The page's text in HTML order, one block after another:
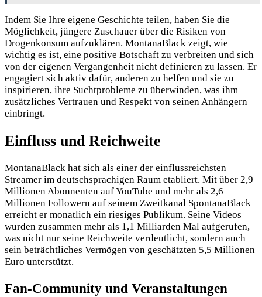
Indem Sie Ihre eigene Geschichte teilen, haben Sie die
Möglichkeit, jüngere Zuschauer über die Risiken von
Drogenkonsum aufzuklären. MontanaBlack zeigt, wie
wichtig es ist, eine positive Botschaft zu verbreiten und sich
von der eigenen Vergangenheit nicht definieren zu lassen. Er
engagiert sich aktiv dafür, anderen zu helfen und sie zu
inspirieren, ihre Suchtprobleme zu überwinden, was ihm
zusätzliches Vertrauen und Respekt von seinen Anhängern
einbringt.
Einfluss und Reichweite
MontanaBlack hat sich als einer der einflussreichsten
Streamer im deutschsprachigen Raum etabliert. Mit über 2,9
Millionen Abonnenten auf YouTube und mehr als 2,6
Millionen Followern auf seinem Zweitkanal SpontanaBlack
erreicht er monatlich ein riesiges Publikum. Seine Videos
wurden zusammen mehr als 1,1 Milliarden Mal aufgerufen,
was nicht nur seine Reichweite verdeutlicht, sondern auch
sein beträchtliches Vermögen von geschätzten 5,5 Millionen
Euro unterstützt.
Fan-Community und Veranstaltungen